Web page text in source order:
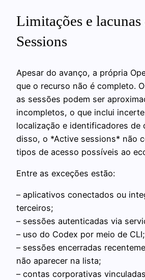
Limitações e
Sessions
Apesar do avanço, a própria
que o recurso não é completo.
as sessões podem ser
incompletos, o que inclui
localização e identificadores de
disso, o *Active sessions* não
tipos de acesso possíveis ao
Entre as exceções estão:
– aplicativos conectados ou
terceiros;
– sessões autenticadas via
– uso do Codex por meio de CLI;
– sessões encerradas
não aparecer na lista;
– contas corporativas